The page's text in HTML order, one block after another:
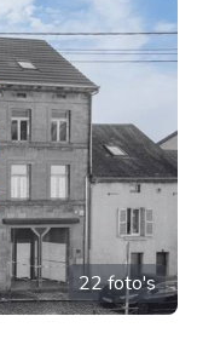
22 foto's